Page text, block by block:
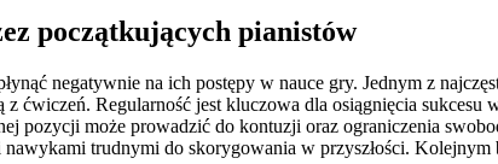
początkujących pianistów
negatywnie na ich postępy w nauce gry. Jednym z
ćwiczeń. Regularność jest kluczowa dla osiągnięcia sukcesu
pozycji może prowadzić do kontuzji oraz ograniczenia
trudnymi do skorygowania w przyszłości.